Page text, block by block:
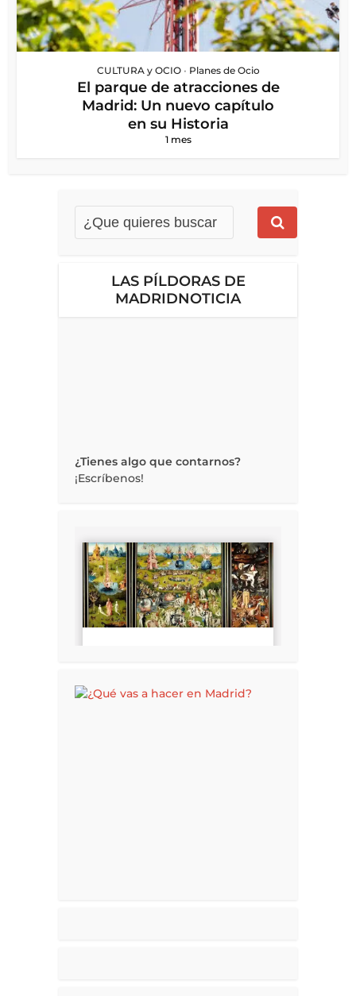
CULTURA y OCIO • Planes de Ocio
El parque de atracciones de
Madrid: Un nuevo capítulo
en su Historia
1 mes
LAS PÍLDORAS DE
MADRIDNOTICIA
¿Tienes algo que contarnos?
¡Escríbenos!